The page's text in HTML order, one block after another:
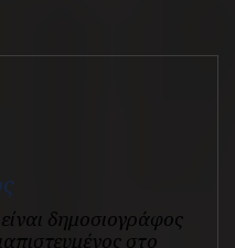
δημοσιογράφος
στο